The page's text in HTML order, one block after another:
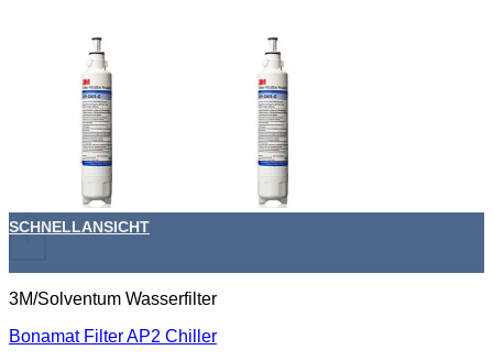
+
SCHNELLANSICHT
3M/Solventum Wasserfilter
Bonamat Filter AP2 Chiller